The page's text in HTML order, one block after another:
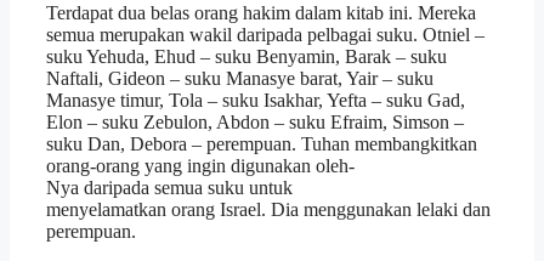
Terdapat dua belas orang hakim dalam kitab ini. Mereka
semua merupakan wakil daripada pelbagai suku. Otniel –
suku Yehuda, Ehud – suku Benyamin, Barak – suku
Naftali, Gideon – suku Manasye barat, Yair – suku
Manasye timur, Tola – suku Isakhar, Yefta – suku Gad,
Elon – suku Zebulon, Abdon – suku Efraim, Simson –
suku Dan, Debora – perempuan. Tuhan membangkitkan
orang-orang yang ingin digunakan oleh-
Nya daripada semua suku untuk
menyelamatkan orang Israel. Dia menggunakan lelaki dan
perempuan.